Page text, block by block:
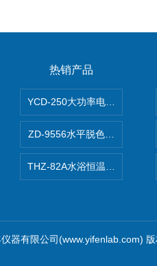
热销产品
YCD-250大功率电动搅拌器/
ZD-9556水平脱色摇床/振荡器
THZ-82A水浴恒温振荡器/恒
器有限公司(www.yifenlab.com)